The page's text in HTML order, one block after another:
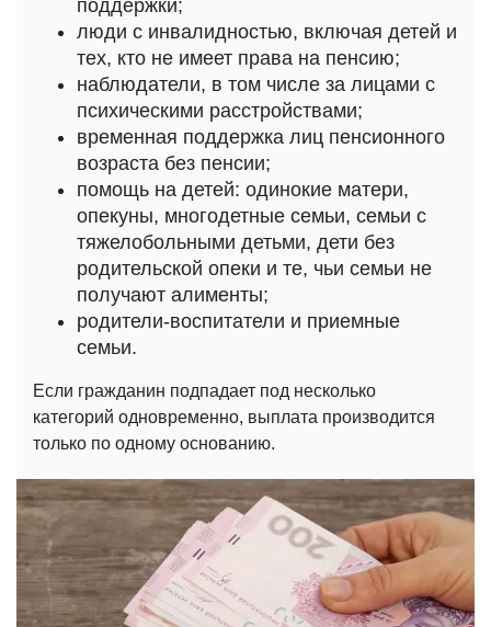
поддержки;
люди с инвалидностью, включая детей и
тех, кто не имеет права на пенсию;
наблюдатели, в том числе за лицами с
психическими расстройствами;
временная поддержка лиц пенсионного
возраста без пенсии;
помощь на детей: одинокие матери,
опекуны, многодетные семьи, семьи с
тяжелобольными детьми, дети без
родительской опеки и те, чьи семьи не
получают алименты;
родители-воспитатели и приемные
семьи.
Если гражданин подпадает под несколько
категорий одновременно, выплата производится
только по одному основанию.